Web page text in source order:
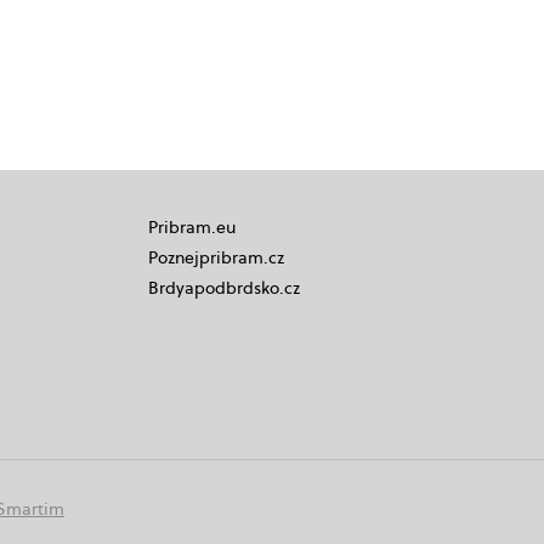
Pribram.eu
Poznejpribram.cz
Brdyapodbrdsko.cz